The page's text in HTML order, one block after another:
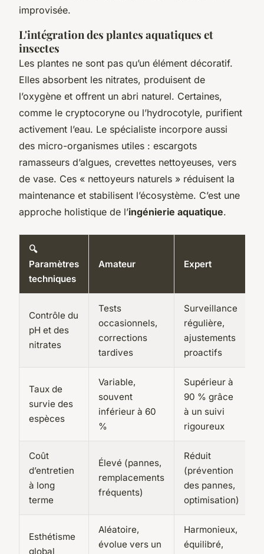
improvisée.
L'intégration des plantes aquatiques et
insectes
Les plantes ne sont pas qu’un élément décoratif.
Elles absorbent les nitrates, produisent de
l’oxygène et offrent un abri naturel. Certaines,
comme le cryptocoryne ou l’hydrocotyle, purifient
activement l’eau. Le spécialiste incorpore aussi
des micro-organismes utiles : escargots
ramasseurs d’algues, crevettes nettoyeuses, vers
de vase. Ces « nettoyeurs naturels » réduisent la
maintenance et stabilisent l’écosystème. C’est une
approche holistique de l’ingénierie aquatique.
🔍
Paramètres
techniques
Amateur Expert
Contrôle du
pH et des
nitrates
Tests
occasionnels,
corrections
tardives
Surveillance
régulière,
ajustements
proactifs
Taux de
survie des
espèces
Variable,
souvent
inférieur à 60
%
Supérieur à
90 % grâce
à un suivi
rigoureux
Coût
d’entretien
à long
terme
Élevé (pannes,
remplacements
fréquents)
Réduit
(prévention
des pannes,
optimisation)
Esthétisme
global
Aléatoire,
évolue vers un
Harmonieux,
équilibré,